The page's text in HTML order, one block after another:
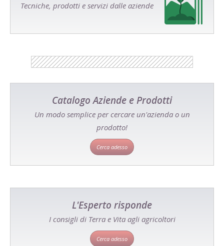
Tecniche, prodotti e servizi dalle aziende
Catalogo Aziende e Prodotti
Un modo semplice per cercare un'azienda o un
prodotto!
Cerca adesso
L'Esperto risponde
I consigli di Terra e Vita agli agricoltori
Cerca adesso